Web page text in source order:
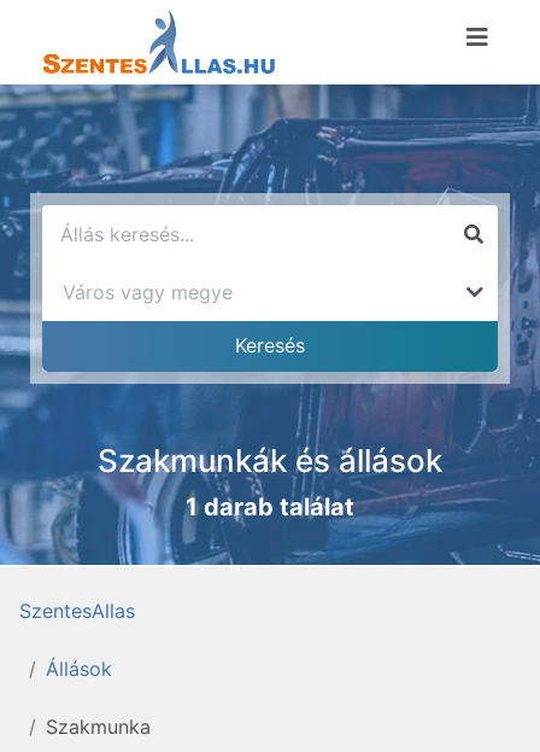
Szakmunkák és állások
1 darab találat
SzentesAllas
Állások
Szakmunka